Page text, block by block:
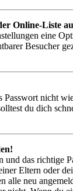
Online-Liste
eine
Besucher
nicht
du dich
das richtige
Eltern oder
neu